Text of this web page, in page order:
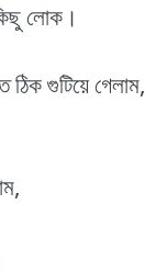
লোক।
গুটিয়ে গেলাম,